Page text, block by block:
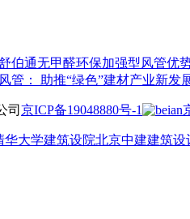
伯通无甲醛环保加强型风管优
管： 助推“绿色”建材产业新发
司 京ICP备19048880号-1
华大学建筑设院北京中建建筑设